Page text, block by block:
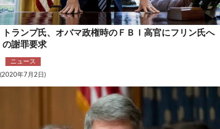
ビジネス・経済
カルチャー
ポリシー
税制・予算
エネルギー・環境
トランプ氏、オバマ政権時のＦＢＩ高官にフリン氏へ
の謝罪要求
ニュース
(2020年7月2日)